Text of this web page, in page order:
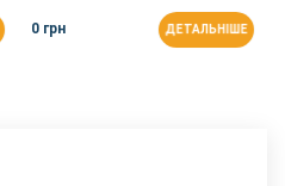
0 грн
ДЕТАЛЬНІШЕ